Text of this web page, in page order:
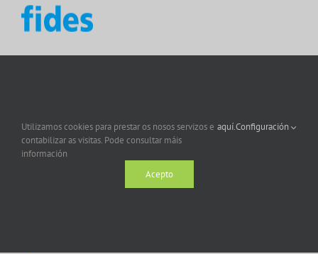
Utilizamos cookies para prestar os nosos servizos e
contabilizar as visitas. Pode consultar máis
información
aquí.Configuración
Acepto